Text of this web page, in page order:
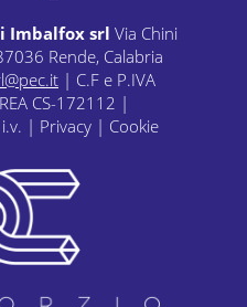
srl Via Chini
Rende, Calabria
| C.F e P.IVA
CS-172112 |
| Privacy| Cookie